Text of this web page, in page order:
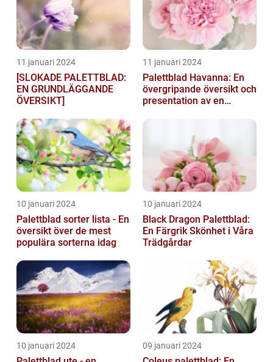
11 januari 2024
[SLOKADE PALETTBLAD:
EN GRUNDLÄGGANDE
ÖVERSIKT]
11 januari 2024
Palettblad Havanna: En
övergripande översikt och
presentation av en
10 januari 2024
Palettblad sorter lista - En
översikt över de mest
populära sorterna idag
10 januari 2024
Black Dragon Palettblad:
En Färgrik Skönhet i Våra
Trädgårdar
10 januari 2024 09 januari 2024